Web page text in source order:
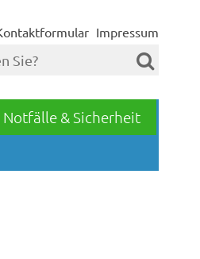
Impressum
Notfälle & Sicherheit